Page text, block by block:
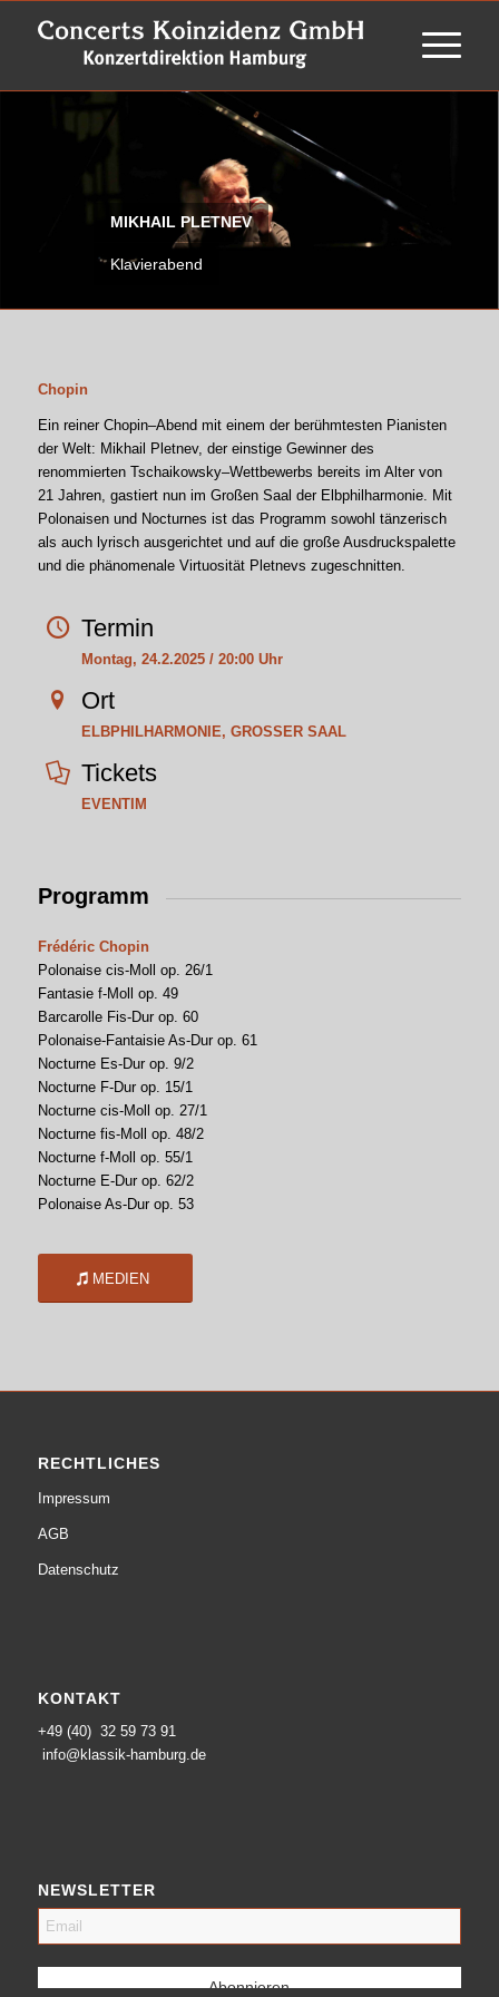
MIKHAIL PLETNEV
Klavierabend
Chopin
Ein reiner Chopin–Abend mit einem der berühmtesten Pianisten
der Welt: Mikhail Pletnev, der einstige Gewinner des
renommierten Tschaikowsky–Wettbewerbs bereits im Alter von
21 Jahren, gastiert nun im Großen Saal der Elbphilharmonie. Mit
Polonaisen und Nocturnes ist das Programm sowohl tänzerisch
als auch lyrisch ausgerichtet und auf die große Ausdruckspalette
und die phänomenale Virtuosität Pletnevs zugeschnitten.
Termin
Montag, 24.2.2025 / 20:00 Uhr
Ort
ELBPHILHARMONIE, GROSSER SAAL
Tickets
EVENTIM
Programm
Frédéric Chopin
Polonaise cis-Moll op. 26/1
Fantasie f-Moll op. 49
Barcarolle Fis-Dur op. 60
Polonaise-Fantaisie As-Dur op. 61
Nocturne Es-Dur op. 9/2
Nocturne F-Dur op. 15/1
Nocturne cis-Moll op. 27/1
Nocturne fis-Moll op. 48/2
Nocturne f-Moll op. 55/1
Nocturne E-Dur op. 62/2
Polonaise As-Dur op. 53
MEDIEN
RECHTLICHES
Impressum
AGB
Datenschutz
KONTAKT
+49 (40) 32 59 73 91
info@klassik-hamburg.de
NEWSLETTER